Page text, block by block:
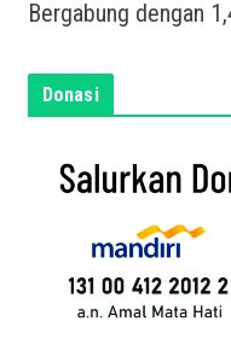
a
Bergabung dengan
Donasi